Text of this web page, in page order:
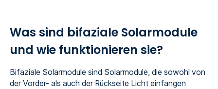
Was sind bifaziale Solarmodule
und wie funktionieren sie?
Bifaziale Solarmodule sind Solarmodule, die sowohl von
der Vorder- als auch der Rückseite Licht einfangen